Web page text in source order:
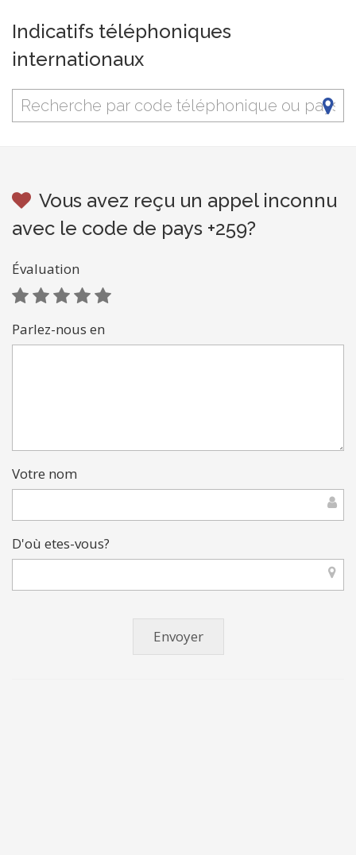
Indicatifs téléphoniques
internationaux
Vous avez reçu un appel inconnu
avec le code de pays +259?
Évaluation
Parlez-nous en
Votre nom
D'où etes-vous?